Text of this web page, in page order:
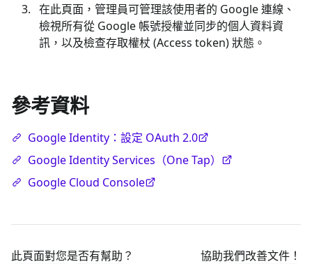
在此頁面，管理員可管理該使用者的 Google 連線、
檢視所有從 Google 帳號授權並同步的個人資料資
訊，以及檢查存取權杖 (Access token) 狀態。
參考資料
Google Identity：設定 OAuth 2.0
Google Identity Services（One Tap）
Google Cloud Console
此頁面對您是否有幫助？ 協助我們改善文件！